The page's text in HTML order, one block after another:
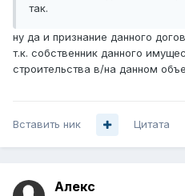
так.
ну да и признание данного
т.к. собственник данного
строительства в/на данном
Вставить ник Цитата
Алекc